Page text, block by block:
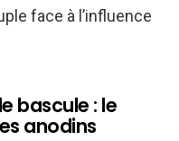
face à l’influence
bascule : le
anodins